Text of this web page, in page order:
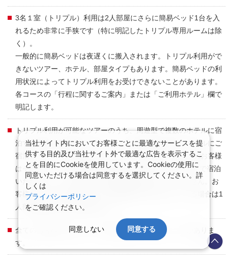
3名１室（トリプル）利用は2人部屋にさらに簡易ベッド1台を入
れるため非常に手狭です（特に明記したトリプル専用ルームは除
く）。
一般的に簡易ベッドは夜遅くに搬入されます。トリプル利用がで
きないツアー、ホテル、部屋タイプもあります。簡易ベッドの利
用状況によってトリプル利用をお受けできないことがあります。
各コースの「行程に関するご案内」または「ご利用ホテル」欄で
明記します。
トリプル利用が可能なツアーのうち、周遊型で複数のホテルに宿
泊する場合、日程中の一部でトリプル利用ができないホテルにご
宿泊いただくことがあります。トリプル利用でお申込みのお客様
はそのホテルへの宿泊時に限り2部屋（2名1室、1名1室）で宿泊
いただきます。その際の1人部屋追加代金はいただきません。お
客様がトリプル利用ではなく2部屋利用で予約されている場合は1
人部屋追加代金が別途必要です。
全てのお客様に同じタイプの部屋を提供できないことがありま
す。
当社サイト内においてお客様ごとに最適なサービスを提
供する目的及び当社サイト外で最適な広告を表示するこ
とを目的にCookieを使用しています。Cookieの使用に
同意いただける場合は同意するを選択してください。詳
しくは
プライバシーポリシー
をご確認ください。
同意しない 同意する